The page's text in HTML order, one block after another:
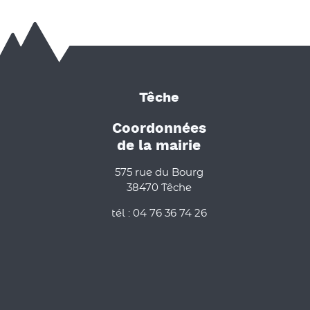
Têche
Coordonnées
de la mairie
575 rue du Bourg
38470 Têche
tél : 04 76 36 74 26